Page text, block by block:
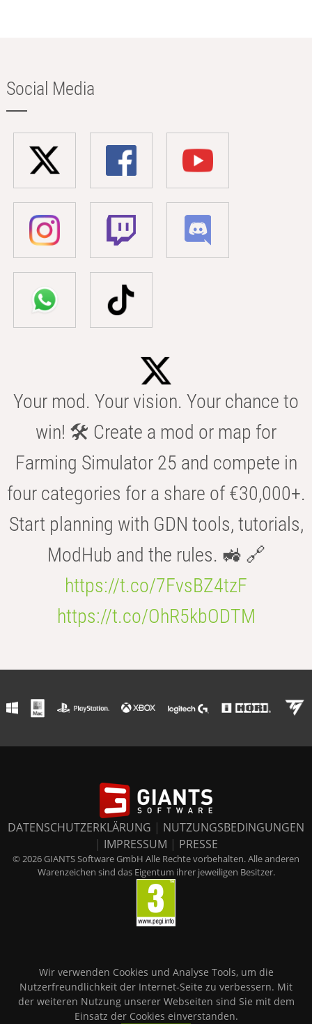
Social Media
Your mod. Your vision. Your chance to
win! 🛠️ Create a mod or map for
Farming Simulator 25 and compete in
four categories for a share of €30,000+.
Start planning with GDN tools, tutorials,
ModHub and the rules. 🚜 🔗
https://t.co/7FvsBZ4tzF
https://t.co/OhR5kbODTM
DATENSCHUTZERKLÄRUNG | NUTZUNGSBEDINGUNGEN
| IMPRESSUM | PRESSE
© 2026 GIANTS Software GmbH Alle Rechte vorbehalten. Alle anderen
Warenzeichen sind das Eigentum ihrer jeweiligen Besitzer.
Wir verwenden Cookies und Analyse Tools, um die
Nutzerfreundlichkeit der Internet-Seite zu verbessern. Mit
der weiteren Nutzung unserer Webseiten sind Sie mit dem
Einsatz der Cookies einverstanden.